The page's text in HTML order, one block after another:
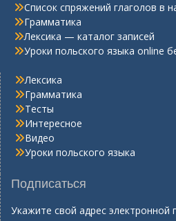
Список спряжений глаголов в
Грамматика
Лексика — каталог записей
Уроки польского языка online
Лексика
Грамматика
Тесты
Интересное
Видео
Уроки польского языка
Подписаться
Укажите свой адрес